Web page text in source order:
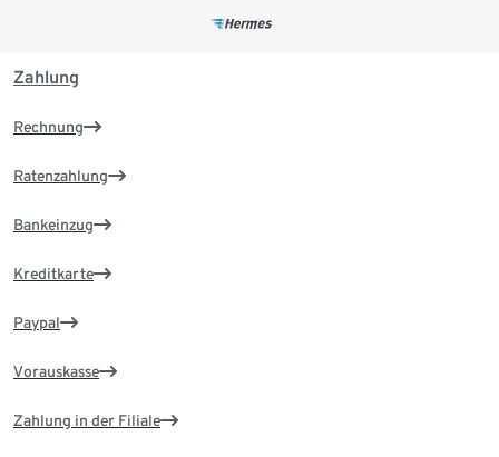
Zahlung
Rechnung
Ratenzahlung
Bankeinzug
Kreditkarte
Paypal
Vorauskasse
Zahlung in der Filiale